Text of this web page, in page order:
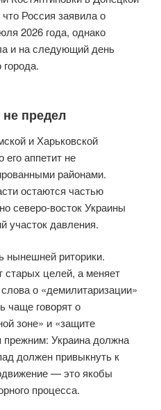
Россия заявила о
2026 года, однако
и на следующий день
предел
и Харьковской
его аппетит не
районами.
остаются частью
северо-восток Украины
участок давления.
нынешней риторики.
старых целей, а меняет
о «демилитаризации»
чаще говорят о
зоне» и «защите
Украина должна
должен привыкнуть к
— это якобы
процесса.